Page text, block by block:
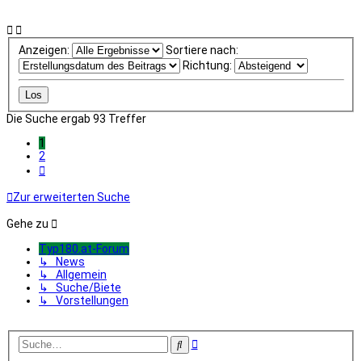
Anzeigen:
Sortiere nach:
Richtung:
Die Suche ergab 93 Treffer
1
2
Zur erweiterten Suche
Gehe zu
Typ180.at-Forum
↳ News
↳ Allgemein
↳ Suche/Biete
↳ Vorstellungen
SucheErweiterte